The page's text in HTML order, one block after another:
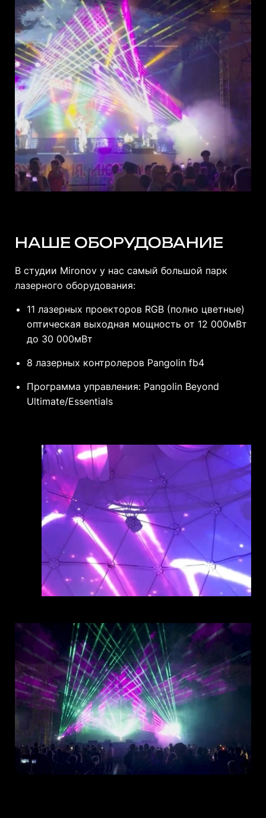
НАШЕ ОБОРУДОВАНИЕ
В студии Mironov у нас самый большой парк
лазерного оборудования:
11 лазерных проекторов RGB (полно цветные)
оптическая выходная мощность от 12 000мВт
до 30 000мВт
8 лазерных контролеров Pangolin fb4
Программа управления: Pangolin Beyond
Ultimate/Essentials